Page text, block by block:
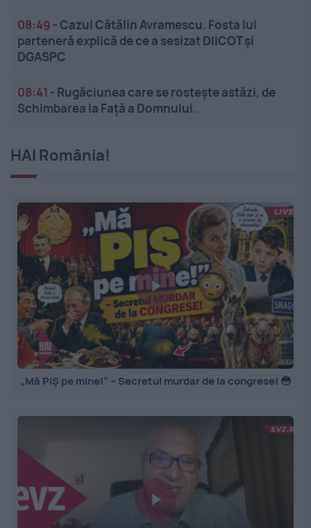
08:49 -Cazul Cătălin Avramescu. Fosta lui
parteneră explică de ce a sesizat DIICOT și
DGASPC
08:41 - Rugăciunea care se rostește astăzi, de
Schimbarea la Față a Domnului.
HAI România!
„Mă PIȘ pe mine!” – Secretul murdar de la congrese! 😳